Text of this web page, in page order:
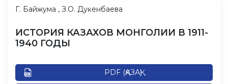
Г. Байжума , З.О. Дукенбаева
ИСТОРИЯ КАЗАХОВ МОНГОЛИИ В 1911-
1940 ГОДЫ
PDF (ҚАЗАҚ)